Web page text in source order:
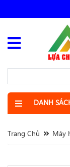
DANH
Trang Chủ Máy